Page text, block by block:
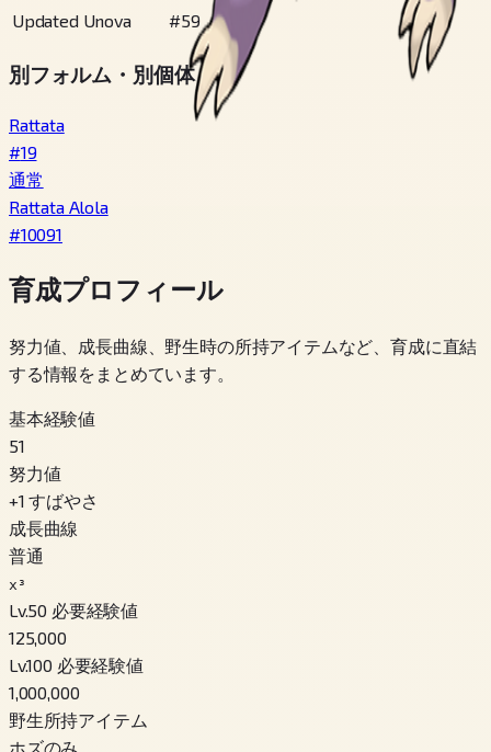
Updated Unova #59
別フォルム・別個体
Rattata
#19
通常
Rattata Alola
#10091
育成プロフィール
努力値、成長曲線、野生時の所持アイテムなど、育成に直結
する情報をまとめています。
基本経験値
51
努力値
+1 すばやさ
成長曲線
普通
x³
Lv.50 必要経験値
125,000
Lv.100 必要経験値
1,000,000
野生所持アイテム
ホズのみ